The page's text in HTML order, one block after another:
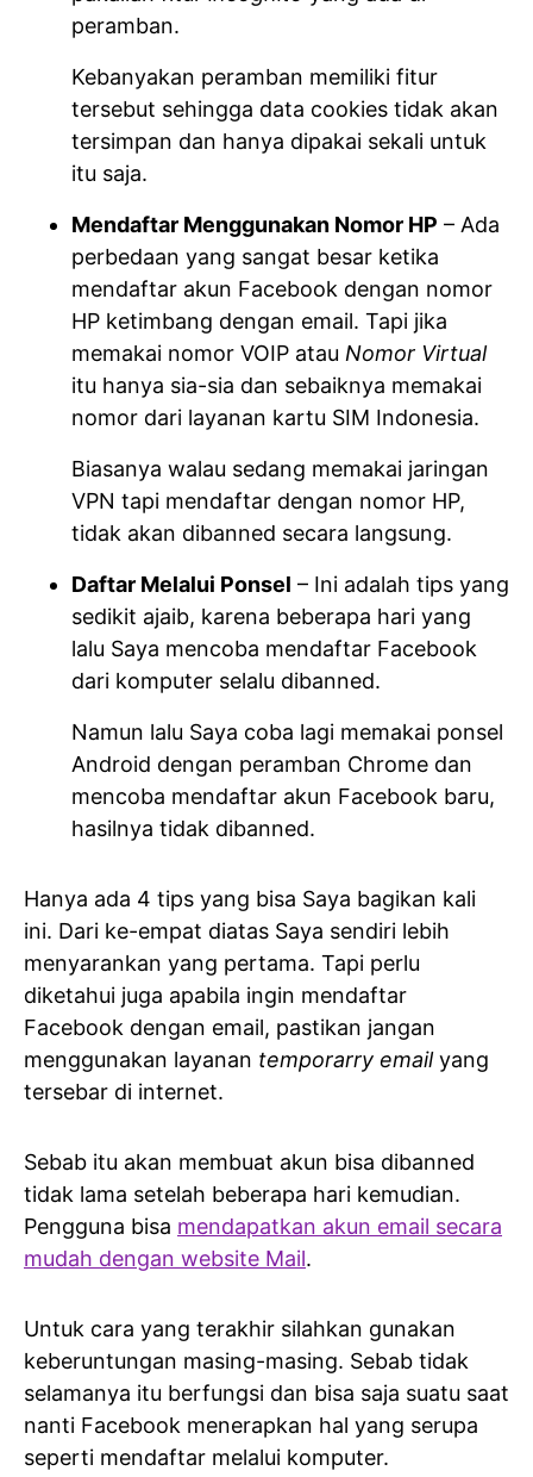
peramban.
Kebanyakan peramban memiliki fitur
tersebut sehingga data cookies tidak akan
tersimpan dan hanya dipakai sekali untuk
itu saja.
Mendaftar Menggunakan Nomor HP – Ada
perbedaan yang sangat besar ketika
mendaftar akun Facebook dengan nomor
HP ketimbang dengan email. Tapi jika
memakai nomor VOIP atau Nomor Virtual
itu hanya sia-sia dan sebaiknya memakai
nomor dari layanan kartu SIM Indonesia.
Biasanya walau sedang memakai jaringan
VPN tapi mendaftar dengan nomor HP,
tidak akan dibanned secara langsung.
Daftar Melalui Ponsel – Ini adalah tips yang
sedikit ajaib, karena beberapa hari yang
lalu Saya mencoba mendaftar Facebook
dari komputer selalu dibanned.
Namun lalu Saya coba lagi memakai ponsel
Android dengan peramban Chrome dan
mencoba mendaftar akun Facebook baru,
hasilnya tidak dibanned.
Hanya ada 4 tips yang bisa Saya bagikan kali
ini. Dari ke-empat diatas Saya sendiri lebih
menyarankan yang pertama. Tapi perlu
diketahui juga apabila ingin mendaftar
Facebook dengan email, pastikan jangan
menggunakan layanan temporarry emailyang
tersebar di internet.
Sebab itu akan membuat akun bisa dibanned
tidak lama setelah beberapa hari kemudian.
Pengguna bisa mendapatkan akun email secara
mudah dengan website Mail.
Untuk cara yang terakhir silahkan gunakan
keberuntungan masing-masing. Sebab tidak
selamanya itu berfungsi dan bisa saja suatu saat
nanti Facebook menerapkan hal yang serupa
seperti mendaftar melalui komputer.